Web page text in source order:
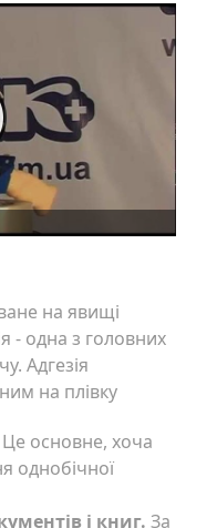
на явищі
- одна з головних
Адгезія
на плівку
Це основне, хоча
однобічної
і книг. За